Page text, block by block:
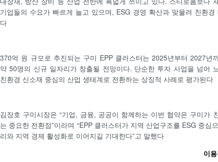
기업들의 수요가 빠르게 늘고 있으며, ESG 경영 확산과 맞물려 친환
다
370억 원 규모로 추진되는 구미 EPP 클러스터는 2025년부터 2027년
약 50명의 신규 일자리가 창출될 전망이다. 단순한 투자 사업을 넘어
친환경 신소재 중심의 산업 생태계로 전환하는 상징적 사례로 평가된다
김장호 구미시장은 “기업, 금융, 공공이 함께하는 이번 협약은 구미가
는 중요한 전환점”이라며 “EPP 클러스터가 지역 산업구조를 ESG 중심
리와 지역 경제 활성화로 이어지길 기대한다”고 말했다
이